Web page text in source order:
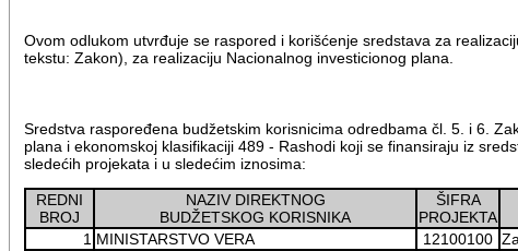
Ovom odlukom utvrđuje se raspored i korišćenje sredstava za
tekstu: Zakon), za realizaciju Nacionalnog investicionog plana.
Sredstva raspoređena budžetskim korisnicima odredbama čl. 5. i 6.
plana i ekonomskoj klasifikaciji 489 - Rashodi koji se finansiraju iz
sledećih projekata i u sledećim iznosima:
REDNI
BROJ
NAZIV DIREKTNOG
BUDŽETSKOG KORISNIKA
ŠIFRA
PROJEKTA
1 MINISTARSTVO VERA 12100100